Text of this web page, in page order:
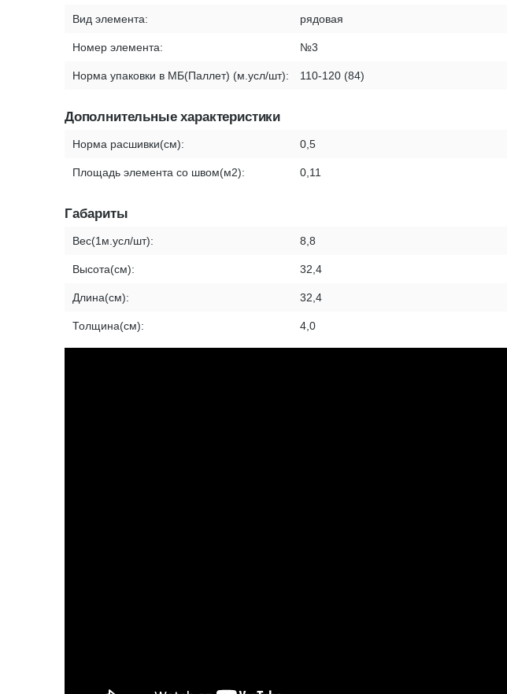
Вид элемента: рядовая
Номер элемента: №3
Норма упаковки в МБ(Паллет) (м.усл/шт): 110-120 (84)
Дополнительные характеристики
Норма расшивки(см): 0,5
Площадь элемента со швом(м2): 0,11
Габариты
Вес(1м.усл/шт): 8,8
Высота(см): 32,4
Длина(см): 32,4
Толщина(см): 4,0